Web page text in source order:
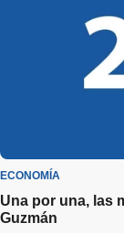
ECONOMÍA
Una por una, las
Guzmán